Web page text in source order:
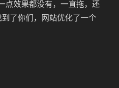
点效果都没有，一直拖，还
了你们，网站优化了一个